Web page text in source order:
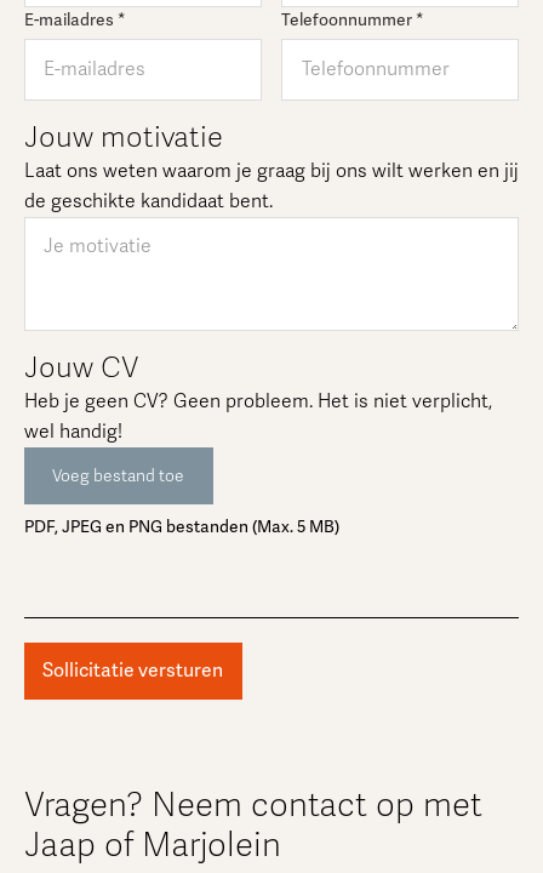
E-mailadres * Telefoonnummer *
Jouw motivatie
Laat ons weten waarom je graag bij ons wilt werken en jij
de geschikte kandidaat bent.
Jouw CV
Heb je geen CV? Geen probleem. Het is niet verplicht,
wel handig!
Voeg bestand toe
PDF, JPEG en PNG bestanden (Max. 5 MB)
Vragen? Neem contact op met
Jaap of Marjolein